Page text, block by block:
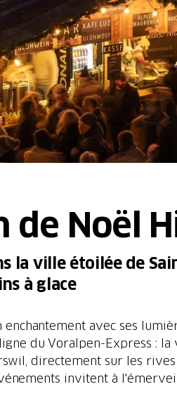
de Noël
la ville étoilée de
à glace
avec ses
du Voralpen-Express :
directement sur les
invitent à